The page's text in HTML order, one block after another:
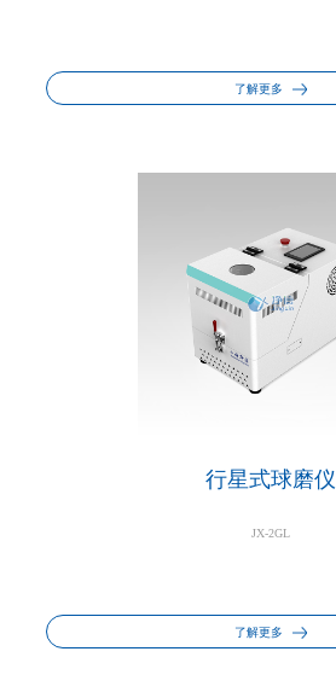
了解更多
行星式球磨仪
JX-2GL
了解更多